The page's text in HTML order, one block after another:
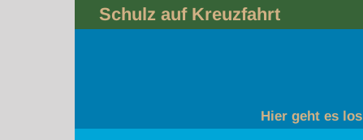
Schulz auf Kreuzfahrt
Hier geht es los